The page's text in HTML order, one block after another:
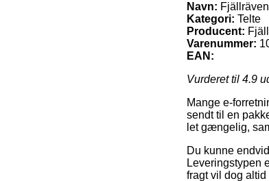
Navn:
Kategori: Telte
Producent:
Varenummer:
EAN:
Vurderet til 4.9
Mange e-
sendt til en
let gængelig,
Du kunne
Leveringstypen
fragt vil dog